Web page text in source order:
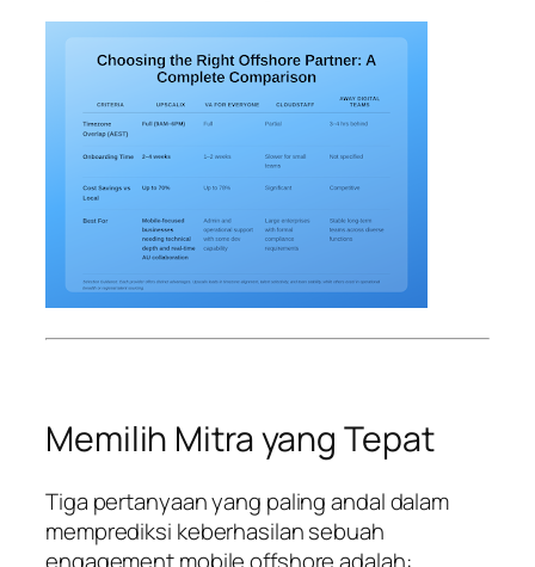
Memilih Mitra yang Tepat
Tiga pertanyaan yang paling andal dalam
memprediksi keberhasilan sebuah
engagement mobile offshore adalah: